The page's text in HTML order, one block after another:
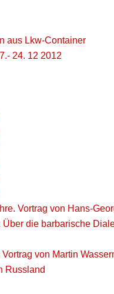
aus Lkw-Container
24. 12 2012
Vortrag von Hans-
die barbarische
von Martin
Russland